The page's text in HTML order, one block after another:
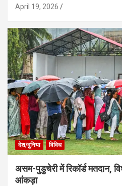
April 19, 2026
देश/दुनिया विविध
असम-पुडुचेरी में रिकॉर्ड मतदान,
आंकड़ा